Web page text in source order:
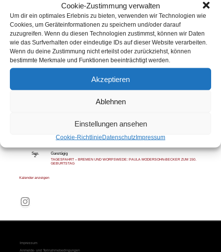
Cookie-Zustimmung verwalten
Um dir ein optimales Erlebnis zu bieten, verwenden wir Technologien wie
Cookies, um Geräteinformationen zu speichern und/oder darauf
zuzugreifen. Wenn du diesen Technologien zustimmst, können wir Daten
wie das Surfverhalten oder eindeutige IDs auf dieser Website verarbeiten.
Wenn du deine Zustimmung nicht erteilst oder zurückziehst, können
bestimmte Merkmale und Funktionen beeinträchtigt werden.
Akzeptieren
Ablehnen
Einstellungen ansehen
Cookie-RichtlinieDatenschutzImpressum
TAGESFAHRT – BREMEN UND WORPSWEDE: PAULA MODERSOHN-BECKER ZUM 150.
GEBURTSTAG
Sep.
2
Ganztägig
TAGESFAHRT – BREMEN UND WORPSWEDE: PAULA MODERSOHN-BECKER ZUM 150.
GEBURTSTAG
Kalender anzeigen
Instagram
Impressum
Anmelde- und Teilnahmebedingungen